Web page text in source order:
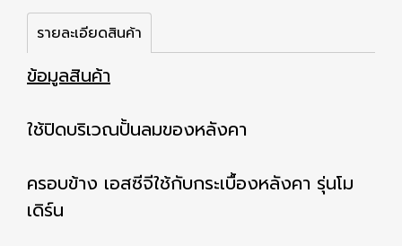
รายละเอียดสินค้า
ข้อมูลสินค้า
ใช้ปิดบริเวณปั้นลมของหลังคา
ครอบข้าง เอสซีจีใช้กับกระเบื้องหลังคา รุ่นโม
เดิร์น